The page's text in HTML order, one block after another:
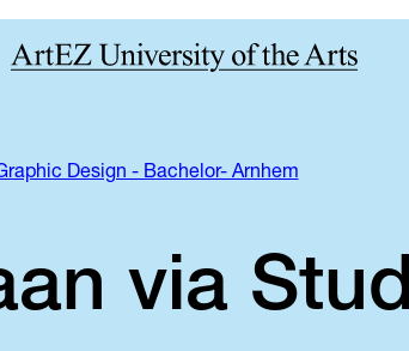
Design - Bachelor- Arnhem
via